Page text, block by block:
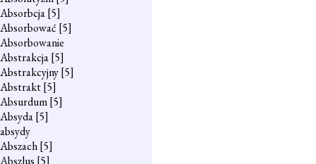
Absorbcja[5]
Absorbować [5]
Absorbowanie
Abstrakcja[5]
Abstrakcyjny[5]
Abstrakt[5]
Absurdum[5]
Absyda[5]
absydy
Abszach[5]
Abszlus [5]